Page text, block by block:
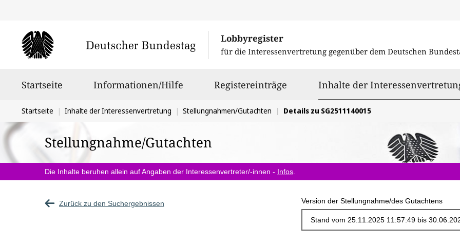
Lobbyregister
für die Interessenvertretung gegenüber dem Deutschen
Startseite Informationen/Hilfe Registereinträge Inhalte der
Sie
befinden
sich
hier:
Startseite Inhalte der Interessenvertretung Stellungnahmen/Gutachten Details zu SG2511140015
Stellungnahme/Gutachten
Die Inhalte beruhen allein auf Angaben der Interessenvertreter/-innen - Infos
Zurück zu den Suchergebnissen Version der Stellungnahme/des Gutachtens